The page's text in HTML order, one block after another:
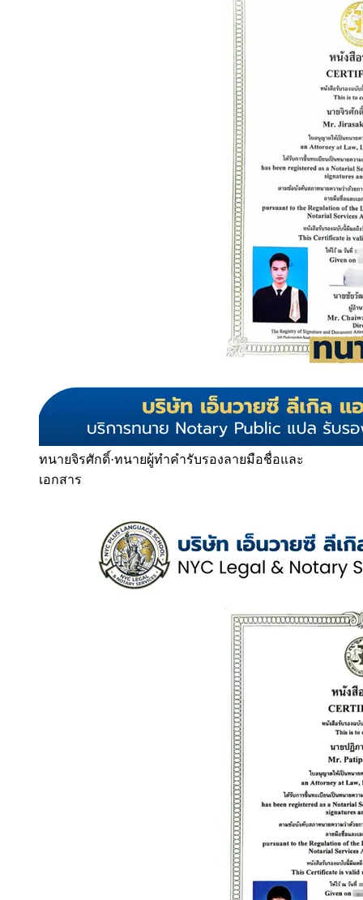
ทนายจิรศักดิ์·ทนายผู้ทำคำรับรองลายมือชื่อและ
เอกสาร